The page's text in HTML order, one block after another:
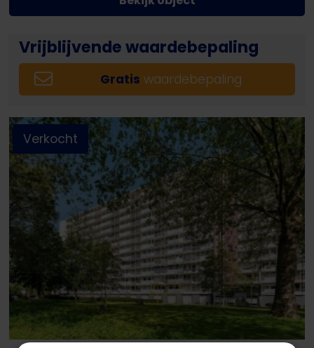
Vrijblijvende waardebepaling
Gratis waardebepaling
Verkocht